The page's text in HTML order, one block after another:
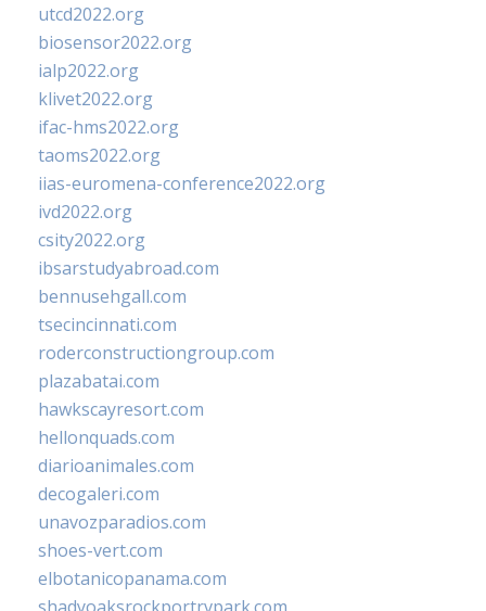
utcd2022.org
biosensor2022.org
ialp2022.org
klivet2022.org
ifac-hms2022.org
taoms2022.org
iias-euromena-conference2022.org
ivd2022.org
csity2022.org
ibsarstudyabroad.com
bennusehgall.com
tsecincinnati.com
roderconstructiongroup.com
plazabatai.com
hawkscayresort.com
hellonquads.com
diarioanimales.com
decogaleri.com
unavozparadios.com
shoes-vert.com
elbotanicopanama.com